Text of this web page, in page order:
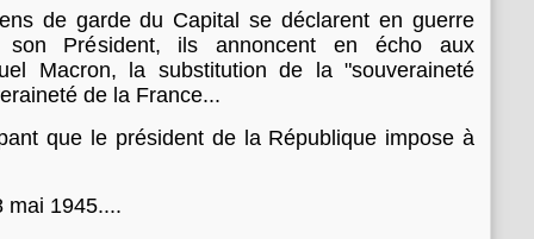
r
s
e
n
t
de garde du Capital se déclarent en guerre
Président, ils annoncent en écho aux
Macron, la substitution de la "souveraineté
de la France...
que le président de la République impose à
mai 1945....